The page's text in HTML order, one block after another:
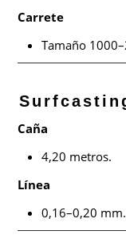
Carrete
Tamaño
Caña
4,20 metros.
Línea
0,16–0,20 mm.